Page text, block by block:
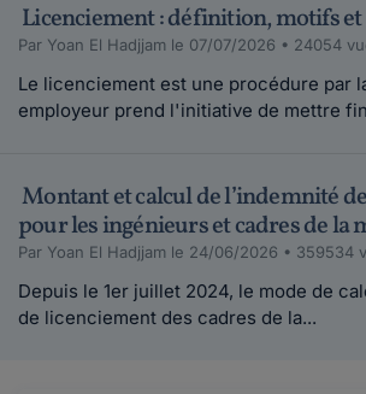
Maddyhp Animateur
le 31-01-2020
Bonjour,Juritravail met à votre
certain nombre d'informations et de
brudelg.
le 30-01-2020
laquelle je travalliai pour
Lire plus
Licenciement : définition, motifs et
Par Yoan El Hadjjam le 07/07/2026 • 24054
Le licenciement est une procédure par
employeur prend l'initiative de mettre
Montant et calcul de l’indemnité
pour les ingénieurs et cadres de la
Par Yoan El Hadjjam le 24/06/2026 • 359534
Depuis le 1er juillet 2024, le mode de
de licenciement des cadres de la...